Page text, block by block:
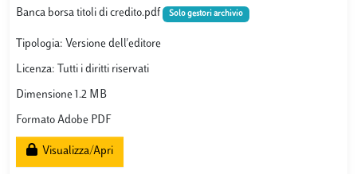
Banca borsa titoli di credito.pdf Solo gestori archivio
Tipologia: Versione dell'editore
Licenza: Tutti i diritti riservati
Dimensione 1.2 MB
Formato Adobe PDF
Visualizza/Apri